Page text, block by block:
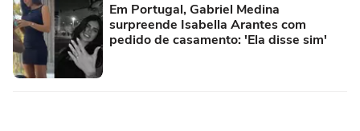
Em Portugal, Gabriel Medina
surpreende Isabella Arantes com
pedido de casamento: 'Ela disse sim'